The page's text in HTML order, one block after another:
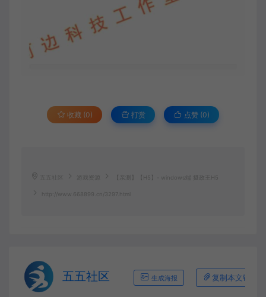
收藏 (0) 打赏 点赞 (0)
五五社区 游戏资源 【亲测】【H5】- windows端 摄政王H5
http://www.668899.cn/3297.html
五五社区 生成海报 复制本文链接